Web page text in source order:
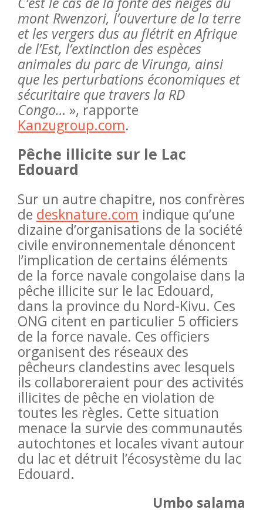
mont Rwenzori, l’ouverture de la terre
et les vergers dus au flétrit en Afrique
de l’Est, l’extinction des espèces
animales du parc de Virunga, ainsi
que les perturbations économiques et
sécuritaire que travers la RD
Congo… », rapporte
Kanzugroup.com.
Pêche illicite sur le Lac
Edouard
Sur un autre chapitre, nos confrères
de desknature.com indique qu’une
dizaine d’organisations de la société
civile environnementale dénoncent
l’implication de certains éléments
de la force navale congolaise dans la
pêche illicite sur le lac Edouard,
dans la province du Nord-Kivu. Ces
ONG citent en particulier 5 officiers
de la force navale. Ces officiers
organisent des réseaux des
pêcheurs clandestins avec lesquels
ils collaboreraient pour des activités
illicites de pêche en violation de
toutes les règles. Cette situation
menace la survie des communautés
autochtones et locales vivant autour
du lac et détruit l’écosystème du lac
Edouard.
Umbo salama